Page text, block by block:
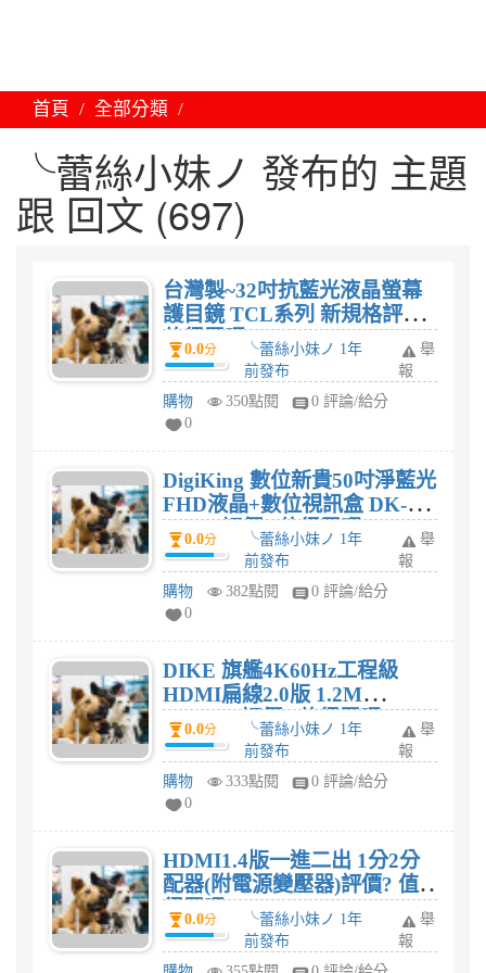
首頁 全部分類
╰蕾絲小妹ノ 發布的 主題
跟 回文 (697)
台灣製~32吋抗藍光液晶螢幕
護目鏡 TCL系列 新規格評價?
值得買嗎?
0.0分
╰蕾絲小妹ノ 1年
前發布
舉
報
購物
350點閱
0 評論/給分
0
DigiKing 數位新貴50吋淨藍光
FHD液晶+數位視訊盒 DK-
50A66評價? 值得買嗎?
0.0分
╰蕾絲小妹ノ 1年
前發布
舉
報
購物
382點閱
0 評論/給分
0
DIKE 旗艦4K60Hz工程級
HDMI扁線2.0版 1.2M
DLH312評價? 值得買嗎?
0.0分
╰蕾絲小妹ノ 1年
前發布
舉
報
購物
333點閱
0 評論/給分
0
HDMI1.4版一進二出 1分2分
配器(附電源變壓器)評價? 值
得買嗎?
0.0分
╰蕾絲小妹ノ 1年
前發布
舉
報